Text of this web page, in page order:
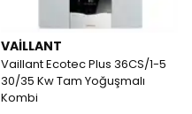
VAİLLANT
Vaillant Ecotec Plus 36CS/1-5
30/35 Kw Tam Yoğuşmalı
Kombi